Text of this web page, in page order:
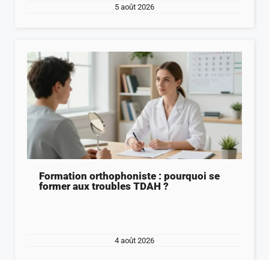
5 août 2026
Formation orthophoniste : pourquoi se
former aux troubles TDAH ?
4 août 2026